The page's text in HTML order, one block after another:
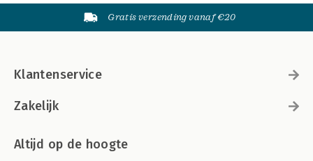
Gratis verzending vanaf €20
Klantenservice
Zakelijk
Altijd op de hoogte